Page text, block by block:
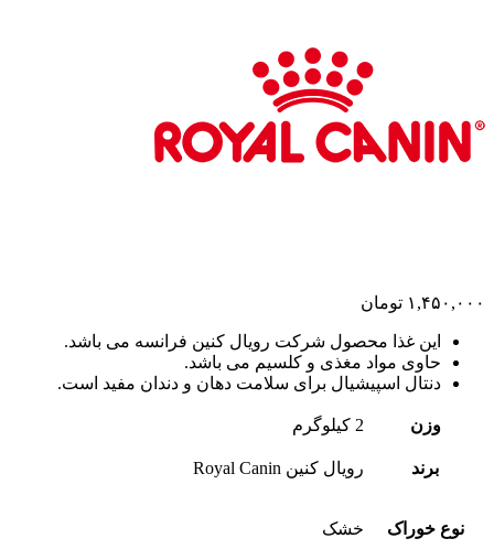
۱,۴۵۰,۰۰۰ تومان
این غذا محصول شرکت رویال کنین فرانسه می باشد.
حاوی مواد مغذی و کلسیم می باشد.
دنتال اسپیشیال برای سلامت دهان و دندان مفید است.
وزن 2 کیلوگرم
برند رویال کنین Royal Canin
نوع خوراک خشک